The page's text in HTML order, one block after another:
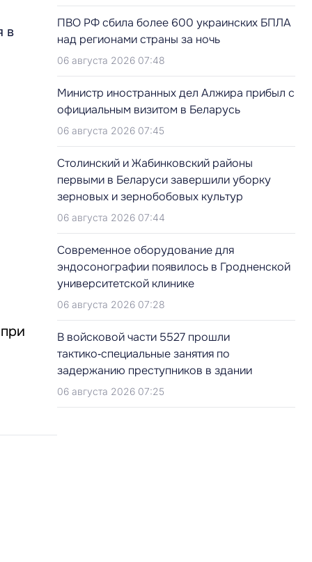
в
ПВО РФ сбила более 600 украинских БПЛА
над регионами страны за ночь
06 августа 2026 07:48
Министр иностранных дел Алжира прибыл с
официальным визитом в Беларусь
06 августа 2026 07:45
Столинский и Жабинковский районы
первыми в Беларуси завершили уборку
зерновых и зернобобовых культур
06 августа 2026 07:44
Современное оборудование для
эндосонографии появилось в Гродненской
университетской клинике
06 августа 2026 07:28
В войсковой части 5527 прошли
тактико‑специальные занятия по
задержанию преступников в здании
06 августа 2026 07:25